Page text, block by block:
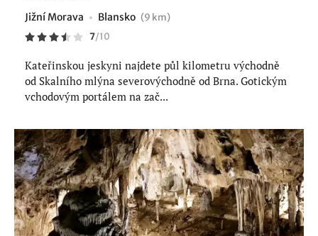
Jižní Morava Blansko (9 km)
7/10
Kateřinskou jeskyni najdete půl kilometru východně
od Skalního mlýna severovýchodně od Brna. Gotickým
vchodovým portálem na zač...